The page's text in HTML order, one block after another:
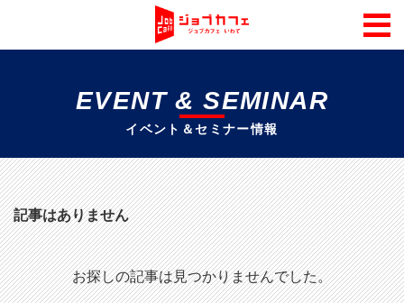
EVENT & SEMINAR
イベント＆セミナー情報
記事はありません
お探しの記事は見つかりませんでした。